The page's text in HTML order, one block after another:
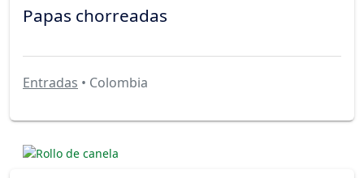
Papas chorreadas
Entradas • Colombia